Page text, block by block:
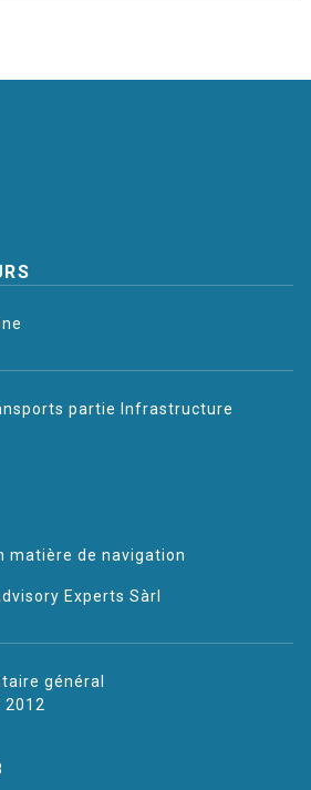
partie Infrastructure
matière de navigation
Experts Sàrl
général
2012